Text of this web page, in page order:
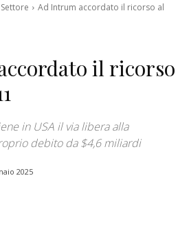
Ad Intrum accordato il ricorso al
il ricorso
in USA il via libera alla
debito da $4,6 miliardi
2025